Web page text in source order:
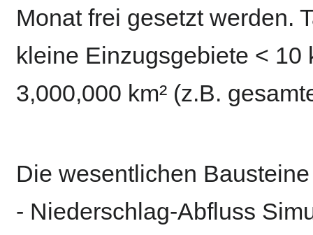
Monat frei gesetzt werden.
kleine Einzugsgebiete < 10
3,000,000 km² (z.B.
Die wesentlichen
- Niederschlag-Abfluss